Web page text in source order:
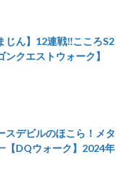
じん】12連戦‼️こころS2
クエストウォーク】
スデビルのほこら！メタ
【DQウォーク】2024年